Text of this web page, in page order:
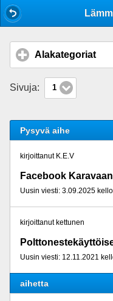
Alakategoriat
Sivuja: 1
Pysyvä aihe
kirjoittanut K.E.V
Facebook
Uusin viesti: 3.09.2025
kirjoittanut kettunen
Uusin viesti: 12.11.2021
aihetta